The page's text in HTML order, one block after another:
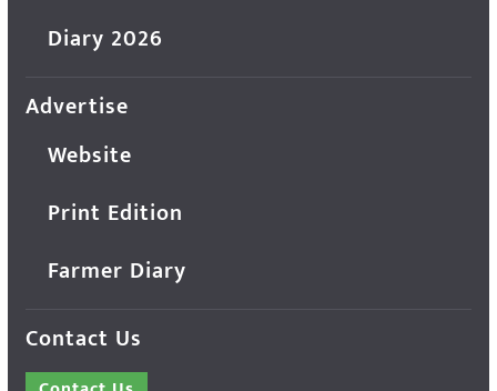
Diary 2026
Advertise
Website
Print Edition
Farmer Diary
Contact Us